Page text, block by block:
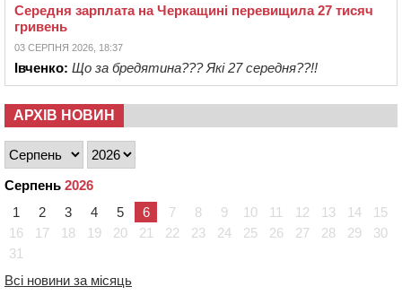
Середня зарплата на Черкащині перевищила 27 тисяч
гривень
03 СЕРПНЯ 2026, 18:37
Івченко: Що за бредятина??? Які 27 середня??!!
АРХІВ НОВИН
Серпень 2026
1
2 3 4 5 6 7 8 9 10 11 12 13 14
15
16
17 18 19 20 21 22 23 24 25 26 27 28 29
30
31
Всі новини за місяць